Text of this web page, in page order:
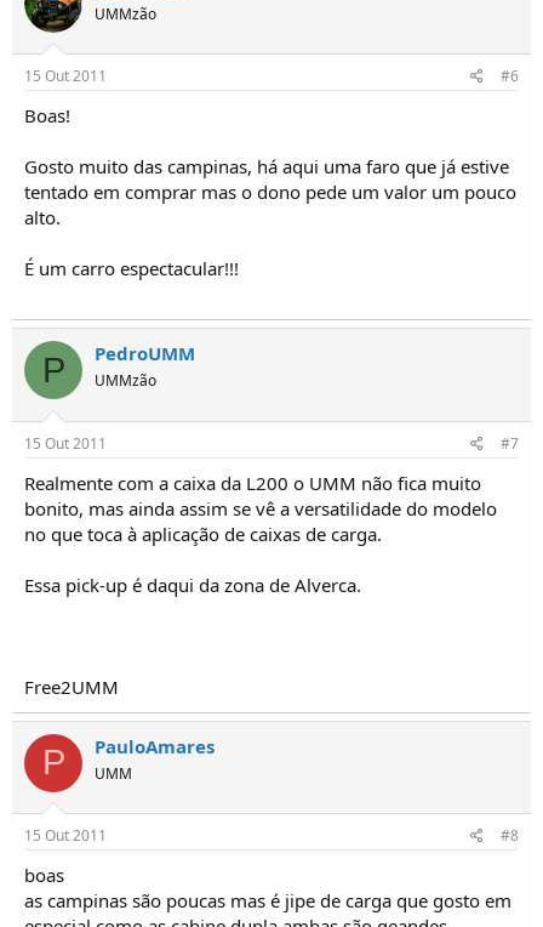
UMMzão
15 Out 2011 #6
Boas!
Gosto muito das campinas, há aqui uma faro que já estive
tentado em comprar mas o dono pede um valor um pouco
alto.
É um carro espectacular!!!
P PedroUMM
UMMzão
15 Out 2011 #7
Realmente com a caixa da L200 o UMM não fica muito
bonito, mas ainda assim se vê a versatilidade do modelo
no que toca à aplicação de caixas de carga.
Essa pick-up é daqui da zona de Alverca.
Free2UMM
P PauloAmares
UMM
15 Out 2011 #8
boas
as campinas são poucas mas é jipe de carga que gosto em